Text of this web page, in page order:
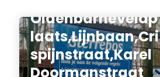
Oldenbarneveldp
laats,Lijnbaan,Cri
spijnstraat,Karel
Doormanstraat